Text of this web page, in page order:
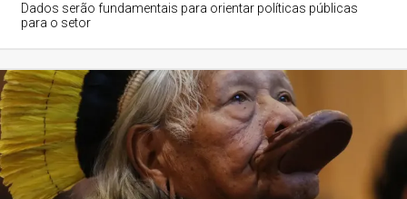
Dados serão fundamentais para orientar políticas públicas
para o setor